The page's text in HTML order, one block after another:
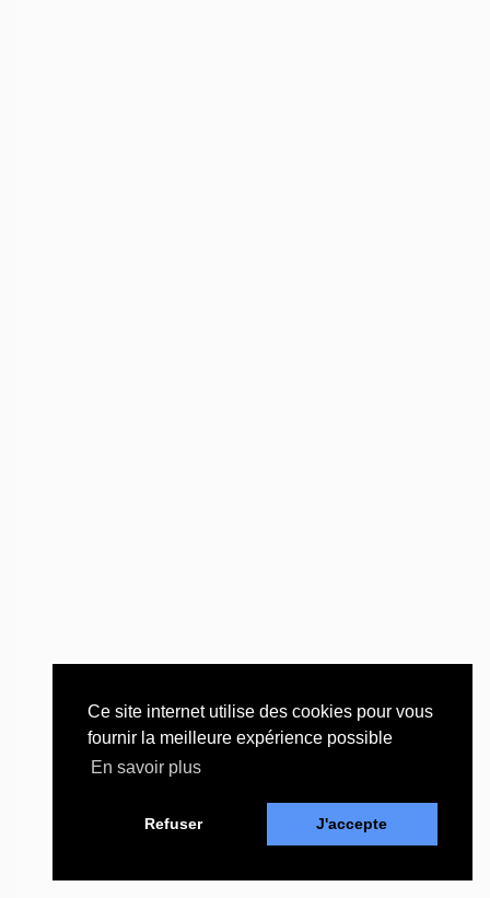
Ce site internet utilise des cookies pour vous
fournir la meilleure expérience possible
En savoir plus
Refuser J'accepte